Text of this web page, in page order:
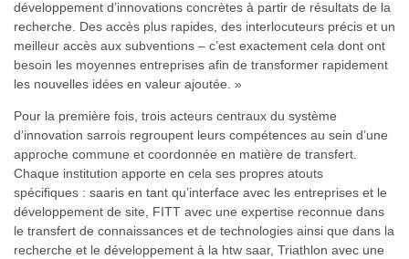
développement d’innovations concrètes à partir de résultats de la
recherche. Des accès plus rapides, des interlocuteurs précis et un
meilleur accès aux subventions – c’est exactement cela dont ont
besoin les moyennes entreprises afin de transformer rapidement
les nouvelles idées en valeur ajoutée. »
Pour la première fois, trois acteurs centraux du système
d’innovation sarrois regroupent leurs compétences au sein d’une
approche commune et coordonnée en matière de transfert.
Chaque institution apporte en cela ses propres atouts
spécifiques : saaris en tant qu’interface avec les entreprises et le
développement de site, FITT avec une expertise reconnue dans
le transfert de connaissances et de technologies ainsi que dans la
recherche et le développement à la htw saar, Triathlon avec une